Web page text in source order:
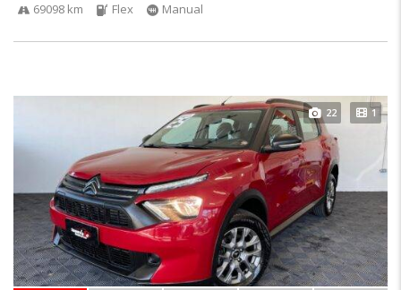
69098 km Flex Manual
22 1